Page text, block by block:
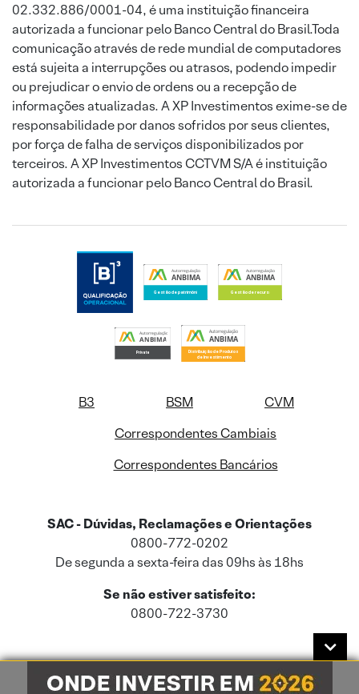
02.332.886/0001-04, é uma instituição financeira
autorizada a funcionar pelo Banco Central do Brasil.Toda
comunicação através de rede mundial de computadores
está sujeita a interrupções ou atrasos, podendo impedir
ou prejudicar o envio de ordens ou a recepção de
informações atualizadas. A XP Investimentos exime-se de
responsabilidade por danos sofridos por seus clientes,
por força de falha de serviços disponibilizados por
terceiros. A XP Investimentos CCTVM S/A é instituição
autorizada a funcionar pelo Banco Central do Brasil.
B3 BSM
CVM
Correspondentes Cambiais
Correspondentes Bancários
SAC - Dúvidas, Reclamações e Orientações
0800-772-0202
De segunda a sexta-feira das 09hs às 18hs
Se não estiver satisfeito:
0800-722-3730
Este site usa cookies e dados pessoais de acordo com a nossaPolítica de
Cookies
e a nossaPolítica de Privacidade.